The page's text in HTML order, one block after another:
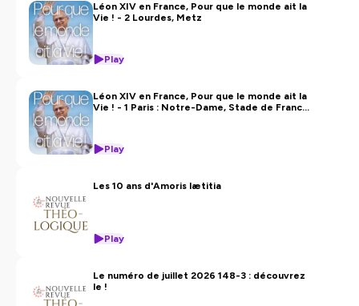
Léon XIV en France, Pour que le monde ait la
Vie ! - 2 Lourdes, Metz
Play
Léon XIV en France, Pour que le monde ait la
Vie ! - 1 Paris : Notre-Dame, Stade de France,
Play
Les 10 ans d'Amoris lætitia
Play
Le numéro de juillet 2026 148-3 : découvrez
le !